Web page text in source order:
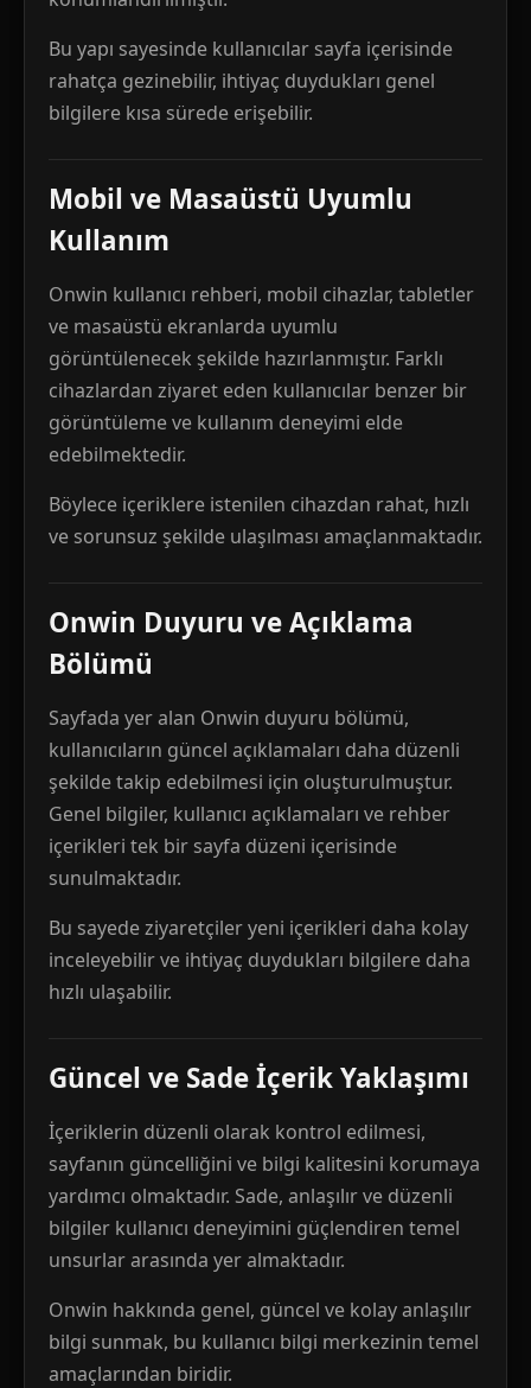
Bu yapı sayesinde kullanıcılar sayfa içerisinde
rahatça gezinebilir, ihtiyaç duydukları genel
bilgilere kısa sürede erişebilir.
Mobil ve Masaüstü Uyumlu
Kullanım
Onwin kullanıcı rehberi, mobil cihazlar, tabletler
ve masaüstü ekranlarda uyumlu
görüntülenecek şekilde hazırlanmıştır. Farklı
cihazlardan ziyaret eden kullanıcılar benzer bir
görüntüleme ve kullanım deneyimi elde
edebilmektedir.
Böylece içeriklere istenilen cihazdan rahat, hızlı
ve sorunsuz şekilde ulaşılması amaçlanmaktadır.
Onwin Duyuru ve Açıklama
Bölümü
Sayfada yer alan Onwin duyuru bölümü,
kullanıcıların güncel açıklamaları daha düzenli
şekilde takip edebilmesi için oluşturulmuştur.
Genel bilgiler, kullanıcı açıklamaları ve rehber
içerikleri tek bir sayfa düzeni içerisinde
sunulmaktadır.
Bu sayede ziyaretçiler yeni içerikleri daha kolay
inceleyebilir ve ihtiyaç duydukları bilgilere daha
hızlı ulaşabilir.
Güncel ve Sade İçerik Yaklaşımı
İçeriklerin düzenli olarak kontrol edilmesi,
sayfanın güncelliğini ve bilgi kalitesini korumaya
yardımcı olmaktadır. Sade, anlaşılır ve düzenli
bilgiler kullanıcı deneyimini güçlendiren temel
unsurlar arasında yer almaktadır.
Onwin hakkında genel, güncel ve kolay anlaşılır
bilgi sunmak, bu kullanıcı bilgi merkezinin temel
amaçlarından biridir.